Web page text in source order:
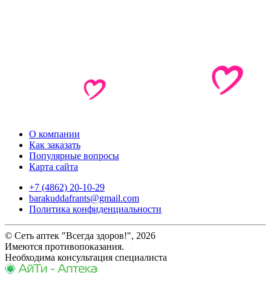
О компании
Как заказать
Популярные вопросы
Карта сайта
+7 (4862) 20-10-29
barakuddafrants@gmail.com
Политика конфиденциальности
© Сеть аптек "Всегда здоров!", 2026
Имеются противопоказания.
Необходима консультация специалиста